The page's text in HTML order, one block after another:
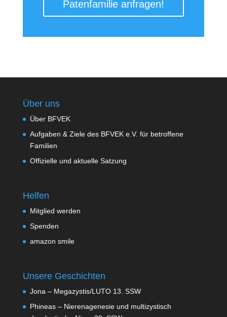
Patenfamilie anfragen!
Über uns
Über BFVEK
Aufgaben & Ziele des BFVEK e.V. für betroffene
Familien
Offizielle und aktuelle Satzung
Helfen
Mitglied werden
Spenden
amazon smile
Unsere Geschichten
Jona – Megazystis/LUTO 13. SSW
Phineas – Nierenagenesie und multizystisch